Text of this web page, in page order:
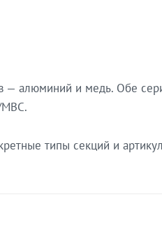
— алюминий и медь. Обе
МВС.
типы секций и